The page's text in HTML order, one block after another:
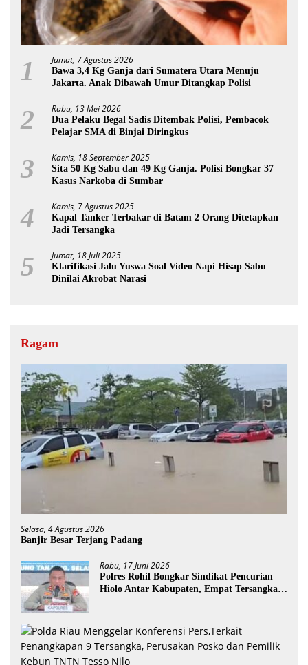
1 Jumat, 7 Agustus 2026
Bawa 3,4 Kg Ganja dari Sumatera Utara Menuju
Jakarta. Anak Dibawah Umur Ditangkap Polisi
2 Rabu, 13 Mei 2026
Dua Pelaku Begal Sadis Ditembak Polisi, Pembacok
Pelajar SMA di Binjai Diringkus
3 Kamis, 18 September 2025
Sita 50 Kg Sabu dan 49 Kg Ganja. Polisi Bongkar 37
Kasus Narkoba di Sumbar
4 Kamis, 7 Agustus 2025
Kapal Tanker Terbakar di Batam 2 Orang Ditetapkan
Jadi Tersangka
5 Jumat, 18 Juli 2025
Klarifikasi Jalu Yuswa Soal Video Napi Hisap Sabu
Dinilai Akrobat Narasi
Ragam
Selasa, 4 Agustus 2026
Banjir Besar Terjang Padang
Rabu, 17 Juni 2026
Polres Rohil Bongkar Sindikat Pencurian
Hiolo Antar Kabupaten, Empat Tersangka